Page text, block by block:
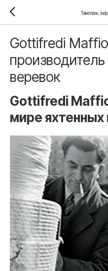
Такелаж,
Gottifredi
веревок
Gottifredi
мире яхтенных